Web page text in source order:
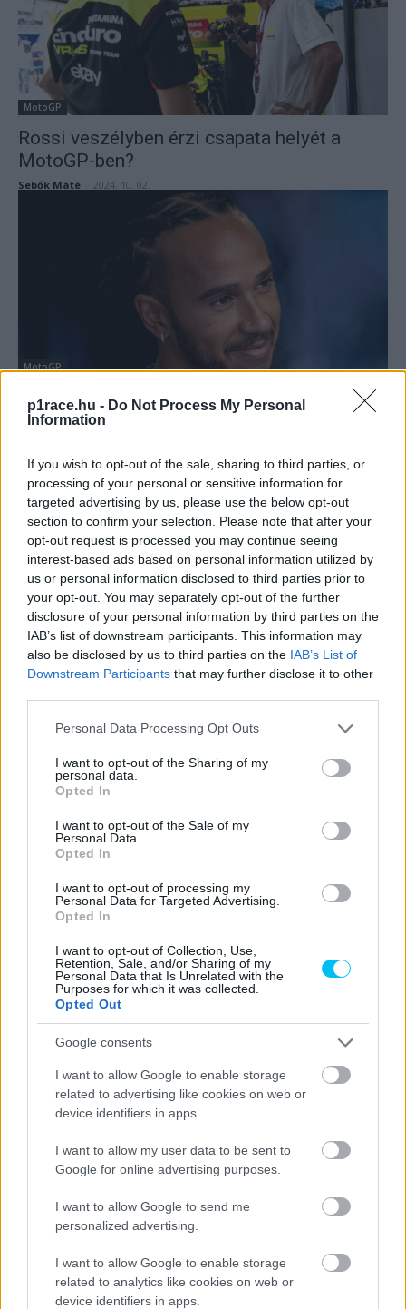
p1race.hu - Do Not Process My Personal
Information
If you wish to opt-out of the sale, sharing to third parties, or
processing of your personal or sensitive information for
targeted advertising by us, please use the below opt-out
section to confirm your selection. Please note that after your
opt-out request is processed you may continue seeing
interest-based ads based on personal information utilized by
us or personal information disclosed to third parties prior to
your opt-out. You may separately opt-out of the further
disclosure of your personal information by third parties on the
IAB’s list of downstream participants. This information may
also be disclosed by us to third parties on the IAB’s List of
Downstream Participants that may further disclose it to other
Please note that this website/app uses one or more Google
not limited to your visit or usage behaviour. You may click to
grant or deny consent to Google and its third-party tags to
use your data for below specified purposes in below Google
consent section.
Personal Data Processing Opt Outs
I want to opt-out of the Sharing of my
personal data.
Opted In
I want to opt-out of the Sale of my
Personal Data.
Opted In
I want to opt-out of processing my
Personal Data for Targeted Advertising.
Opted In
I want to opt-out of Collection, Use,
Retention, Sale, and/or Sharing of my
Personal Data that Is Unrelated with the
Purposes for which it was collected.
Opted Out
Google consents
I want to allow Google to enable storage
related to advertising like cookies on web or
device identifiers in apps.
I want to allow my user data to be sent to
Google for online advertising purposes.
I want to allow Google to send me
personalized advertising.
I want to allow Google to enable storage
related to analytics like cookies on web or
device identifiers in apps.
MotoGP
Rossi veszélyben érzi csapata helyét a
MotoGP-ben?
Sebők Máté 2024. 10. 02.
MotoGP
Kiderült, Lewis Hamilton valóban
érdeklődött egy MotoGP-csapat
Sebők Máté - 2024. 09. 13.
MotoGP
A Liberty Media még a Forma–1 egy
részétől is megválik, hogy le tudja zárni a
MotoGP felvásárlását
Máris kútba esik Lewis Hamilton MotoGP-
be történő beszállása?
Sebők Máté - 2024. 07. 06.
Hamilton MotoGP-csapatot vehet magának
elkezdődtek a tárgyalások
2024. 07. 02.